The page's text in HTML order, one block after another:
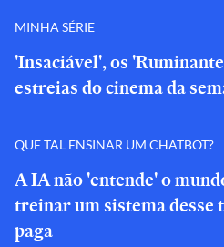
MINHA SÉRIE
'Insaciável', os
estreias do cinema da
QUE TAL ENSINAR UM CHATBOT?
A IA não 'entende' o
treinar um sistema desse
paga